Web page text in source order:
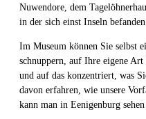
Nuwendore, dem
in der sich einst Inseln
Im Museum können Sie selbst
schnuppern, auf Ihre eigene
und auf das konzentriert, was
davon erfahren, wie unsere
kann man in Eenigenburg